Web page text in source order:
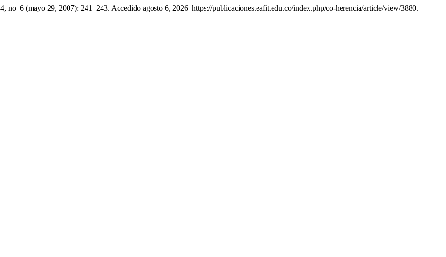
4, no. 6 (mayo 29, 2007): 241–243. Accedido agosto 6, 2026. https://publicaciones.eafit.edu.co/index.php/co-herencia/article/view/3880.